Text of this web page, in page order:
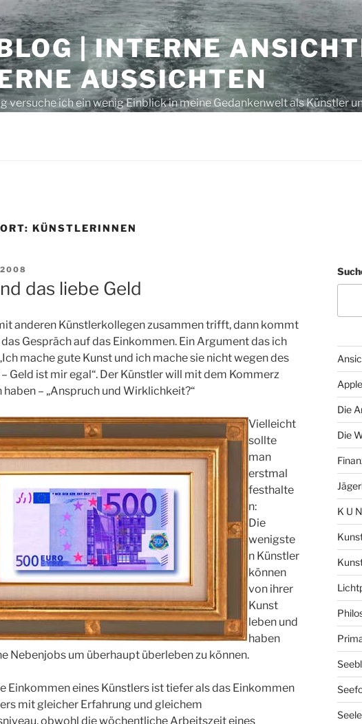
| INTERNE
AUSSICHTEN
versuche ich ein wenig Einblick in meine Gedankenwelt als Künstler
KÜNSTLERINNEN
2008
das liebe Geld
anderen Künstlerkollegen zusammen trifft, dann kommt
Gespräch auf das Einkommen. Ein Argument das ich
mache gute Kunst und ich mache sie nicht wegen des
Geld ist mir egal“. Der Künstler will mit dem Kommerz
haben – „Anspruch und Wirklichkeit?“
Vielleicht
sollte
man
erstmal
festhalte
n:
Die
wenigste
n Künstler
können
von ihrer
Kunst
leben und
haben
Nebenjobs um überhaupt überleben zu können.
Einkommen eines Künstlers ist tiefer als das Einkommen
mit gleicher Erfahrung und gleichem
obwohl die wöchentliche Arbeitszeit eines
Die
Die
K U